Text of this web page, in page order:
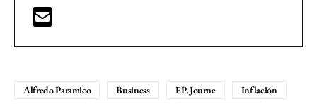
Alfredo Paramico Business F.P. Journe
Inflación